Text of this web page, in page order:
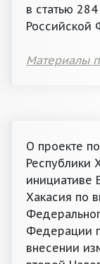
в статью
Российской
Материалы
О проекте
Республики
инициативе
Хакасия по
Федерации
внесении